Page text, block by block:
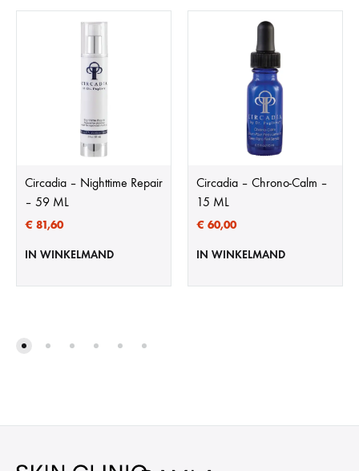
Circadia – Nighttime Repair
– 59 ML
€ 81,60
IN WINKELMAND
Circadia – Chrono-Calm –
15 ML
€ 60,00
IN WINKELMAND